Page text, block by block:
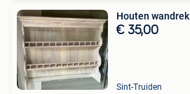
Houten wandrek
€ 35,00
Sint-Truiden